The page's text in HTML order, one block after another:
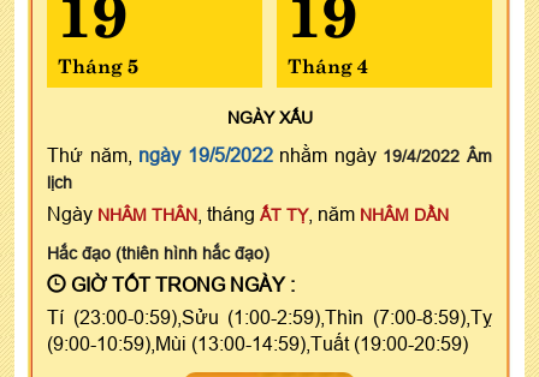
Tháng 5 Tháng 4
NGÀYXẤU
Thứ năm, ngày 19/5/2022nhằm ngày 19/4/2022 Âm
lịch
Ngày NHÂM THÂN , tháng ẤT TỴ, năm NHÂM DẦN
Hắc đạo (thiên hình hắc đạo)
GIỜ TỐT TRONG NGÀY :
Tí (23:00-0:59),Sửu (1:00-2:59),Thìn (7:00-8:59),Tỵ
(9:00-10:59),Mùi (13:00-14:59),Tuất (19:00-20:59)